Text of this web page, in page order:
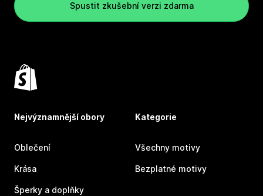
Spustit zkušební verzi zdarma
Nejvýznamnější obory
Oblečení
Krása
Šperky a doplňky
Kategorie
Všechny motivy
Bezplatné motivy